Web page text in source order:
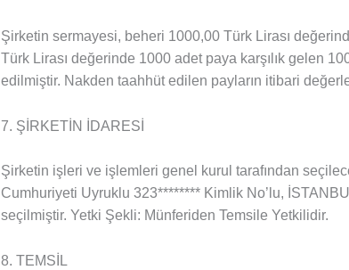
Şirketin sermayesi, beheri 1000,00 Türk Lirası
Türk Lirası değerinde 1000 adet paya karşılık gelen
edilmiştir. Nakden taahhüt edilen payların itibari
7. ŞİRKETİN İDARESİ
Şirketin işleri ve işlemleri genel kurul tarafından
Cumhuriyeti Uyruklu 323******** Kimlik No’lu,
seçilmiştir. Yetki Şekli: Münferiden Temsile Yetkilidir.
8. TEMSİL